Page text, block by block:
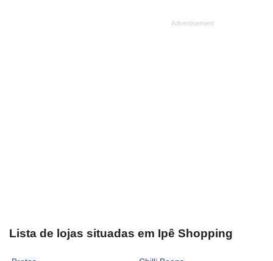
Lista de lojas situadas em Ipê Shopping